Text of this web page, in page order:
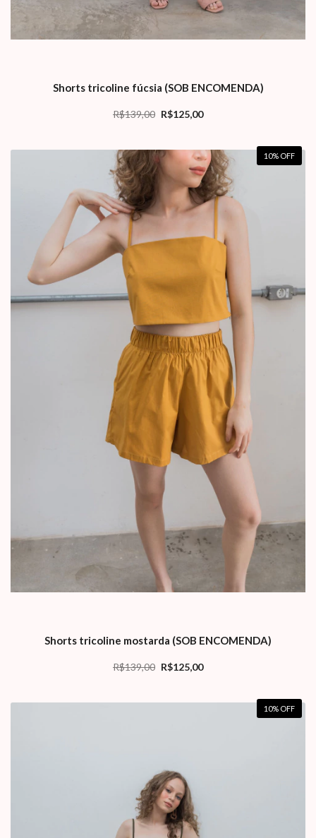
Shorts tricoline fúcsia (SOB ENCOMENDA)
R$139,00 R$125,00
10% OFF
Shorts tricoline mostarda (SOB ENCOMENDA)
R$139,00 R$125,00
10% OFF